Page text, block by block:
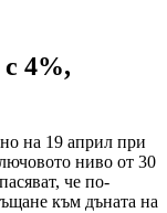
4%,
на 19 април при
ниво от 30
че по-
към дъната на